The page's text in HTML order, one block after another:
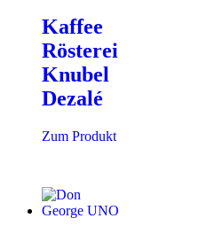
Kaffee
Rösterei
Knubel
Dezalé
Zum Produkt